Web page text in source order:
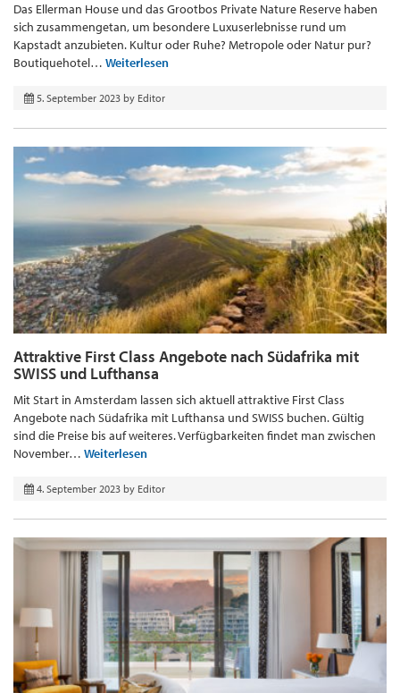
Das Ellerman House und das Grootbos Private Nature Reserve haben
sich zusammengetan, um besondere Luxuserlebnisse rund um
Kapstadt anzubieten. Kultur oder Ruhe? Metropole oder Natur pur?
Boutiquehotel… Weiterlesen
5. September 2023 by Editor
Attraktive First Class Angebote nach Südafrika mit
SWISS und Lufthansa
Mit Start in Amsterdam lassen sich aktuell attraktive First Class
Angebote nach Südafrika mit Lufthansa und SWISS buchen. Gültig
sind die Preise bis auf weiteres. Verfügbarkeiten findet man zwischen
November… Weiterlesen
4. September 2023 by Editor